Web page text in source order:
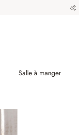
Salle à manger